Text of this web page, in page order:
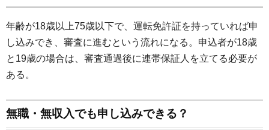
年齢が18歳以上75歳以下で、運転免許証を持っていれば申
し込みでき、審査に進むという流れになる。申込者が18歳
と19歳の場合は、審査通過後に連帯保証人を立てる必要が
ある。
無職・無収入でも申し込みできる？